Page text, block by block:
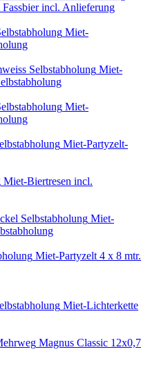
incl. Anlieferung
Miet-
Miet-
Miet-
Miet-Partyzelt-
Miet-Biertresen incl.
Miet-
Miet-Partyzelt 4 x 8 mtr.
Miet-Lichterkette
Magnus Classic 12x0,7